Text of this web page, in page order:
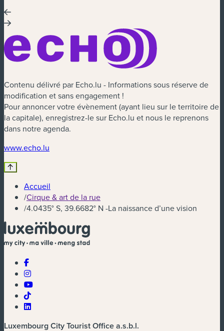
Contenu délivré par Echo.lu - Informations sous réserve de
modification et sans engagement !
Pour annoncer votre évènement (ayant lieu sur le territoire de
la capitale), enregistrez-le sur Echo.lu et nous le reprenons
dans notre agenda.
www.echo.lu
Accueil
/Cirque & art de la rue
/4.0435° S, 39.6682° N -La naissance d’une vision
Luxembourg City Tourist Office a.s.b.l.